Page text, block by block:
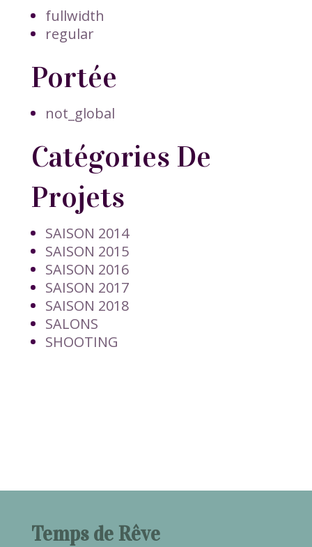
fullwidth
regular
Portée
not_global
Catégories De
Projets
SAISON 2014
SAISON 2015
SAISON 2016
SAISON 2017
SAISON 2018
SALONS
SHOOTING
Temps de Rêve